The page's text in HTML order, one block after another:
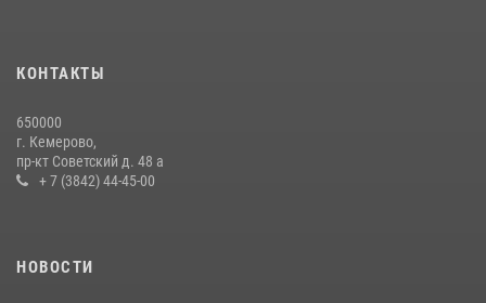
20 июля 2026, 10:54
с покупками
20 июля 2026, 08:52
КОНТАКТЫ
650000
г. Кемерово,
пр-кт Советский д. 48 а
+ 7 (3842) 44-45-00
НОВОСТИ